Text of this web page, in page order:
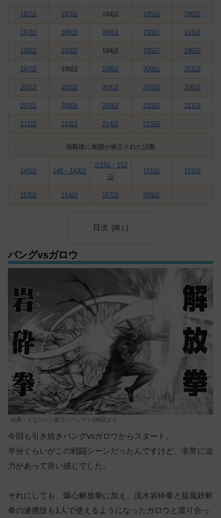
182話 183話 184話 185話 186話
187話 188話 189話 190話 191話
192話 193話 194話 195話 196話
197話 198話 199話 200話 201話
202話 203話 204話 205話 206話
207話 208話 209話 210話 211話
212話 213話 214話 215話
掲載後に展開が修正された話数
145話 140～143話
元151・152
話
151話 152話
153話 154話 157話 209話
目次
バングvsガロウ
出典：となジャン版ワンパンマン198話より
今回も引き続きバングvsガロウからスタート。
半分ぐらいがこの戦闘シーンだったんですけど、非常に迫
力があって良い感じでした。
それにしても、爆心解放拳に加え、流水岩砕拳と旋風鉄斬
拳の連携技も1人で使えるようになったガロウと渡り合っ